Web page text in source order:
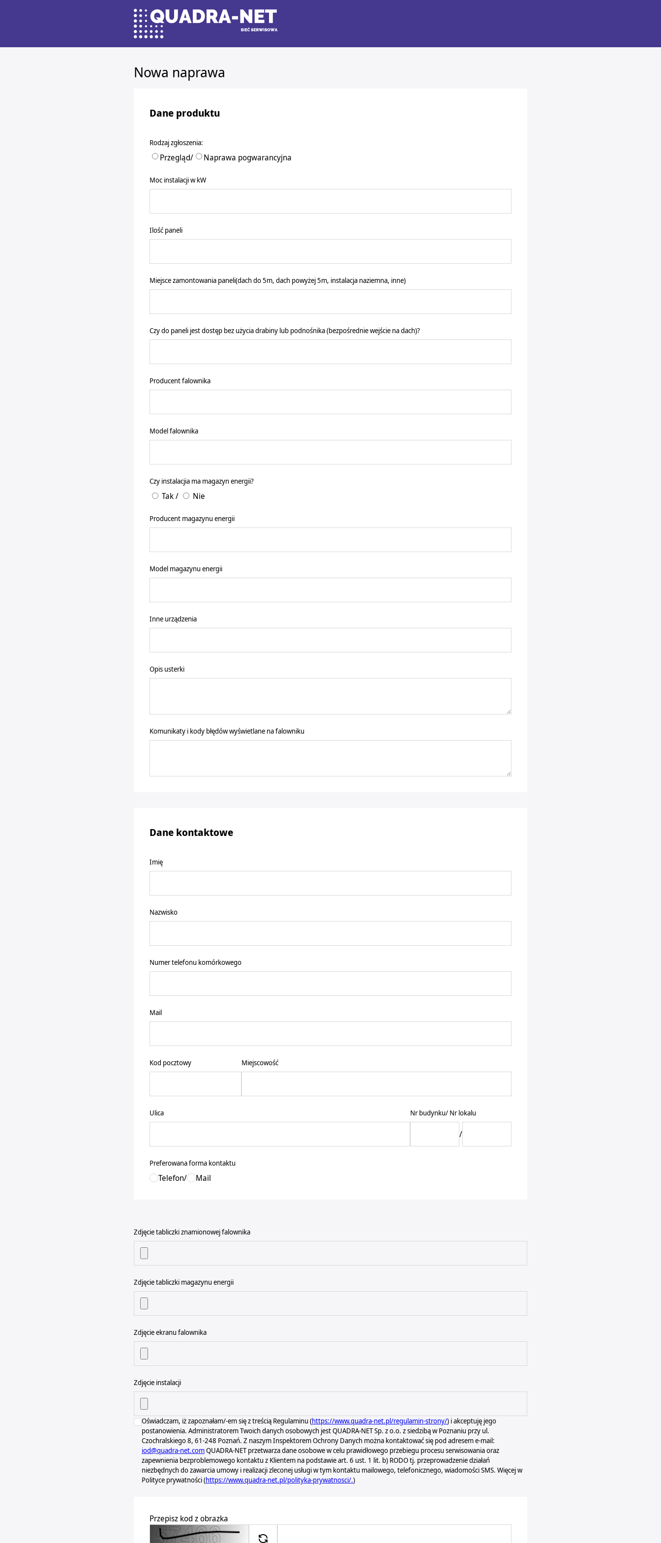
Nowa naprawa
Dane produktu
Rodzaj zgłoszenia:
Przegląd/ Naprawa pogwarancyjna
Moc instalacji w kW
Ilość paneli
Miejsce zamontowania paneli(dach do 5m, dach powyżej 5m, instalacja naziemna, inne)
Czy do paneli jest dostęp bez użycia drabiny lub podnośnika (bezpośrednie wejście na dach)?
Producent falownika
Model falownika
Czy instalacjia ma magazyn energii?
Tak/ Nie
Producent magazynu energii
Model magazynu energii
Inne urządzenia
Opis usterki
Komunikaty i kody błędów wyświetlane na falowniku
Dane kontaktowe
Imię
Nazwisko
Numer telefonu komórkowego
Mail
Kod pocztowy Miejscowość
Ulica Nr budynku/ Nr lokalu
/
Preferowana forma kontaktu
Telefon/ Mail
Zdjęcie tabliczki znamionowej falownika
Zdjęcie tabliczki magazynu energii
Zdjęcie ekranu falownika
Zdjęcie instalacji
Oświadczam, iż zapoznałam/-em się z treścią Regulaminu (https://www.quadra-net.pl/regulamin-strony/) i akceptuję jego
postanowienia. Administratorem Twoich danych osobowych jest QUADRA-NET Sp. z o.o. z siedzibą w Poznaniu przy ul.
Czochralskiego 8, 61-248 Poznań. Z naszym Inspektorem Ochrony Danych można kontaktować się pod adresem e-mail:
iod@quadra-net.comQUADRA-NET przetwarza dane osobowe w celu prawidłowego przebiegu procesu serwisowania oraz
zapewnienia bezproblemowego kontaktu z Klientem na podstawie art. 6 ust. 1 lit. b) RODO tj. przeprowadzenie działań
niezbędnych do zawarcia umowy i realizacji zleconej usługi w tym kontaktu mailowego, telefonicznego, wiadomości SMS. Więcej w
Polityce prywatności (https://www.quadra-net.pl/polityka-prywatnosci/.)
Przepisz kod z obrazka